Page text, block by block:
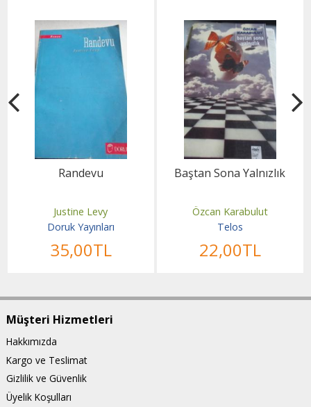
Randevu
Justine Levy
Doruk Yayınları
35,00TL
Baştan Sona Yalnızlık
Özcan Karabulut
Telos
22,00TL
Müşteri Hizmetleri
Hakkımızda
Kargo ve Teslimat
Gizlilik ve Güvenlik
Üyelik Koşulları